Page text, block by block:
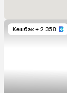
Кешбэк + 2 358